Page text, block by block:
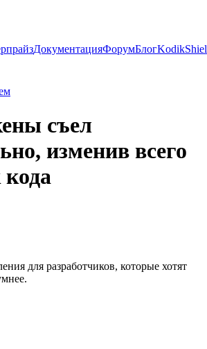
ДокументацияФорумБлог
съел
изменив всего
для разработчиков, которые хотят